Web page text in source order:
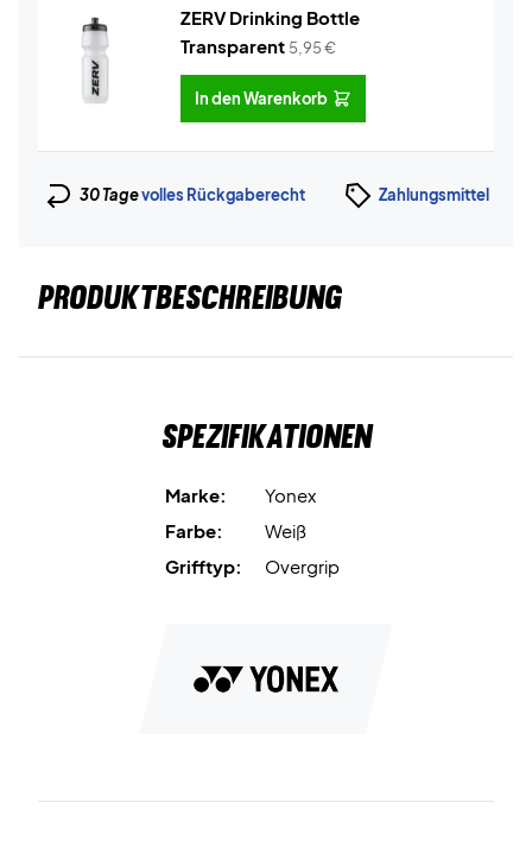
ZERV Drinking Bottle
Transparent 5,95€
In den Warenkorb
30 Tagevolles Rückgaberecht Zahlungsmittel
PRODUKTBESCHREIBUNG
Spezifikationen
Marke:
Yonex
Farbe:
Weiß
Grifftyp:
Overgrip